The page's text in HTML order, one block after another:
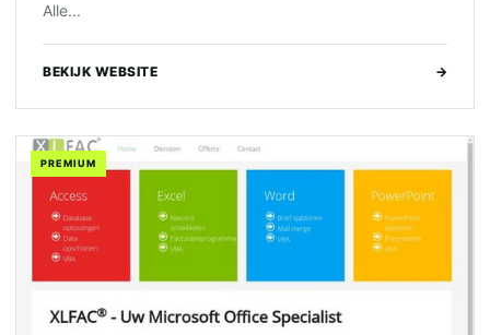
Alle...
BEKIJK WEBSITE →
PREMIUM